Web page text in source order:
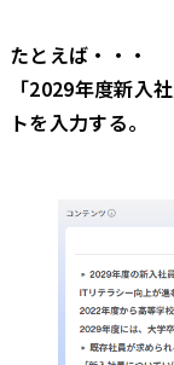
たとえば・・・
「2029年度新入
トを入力する。